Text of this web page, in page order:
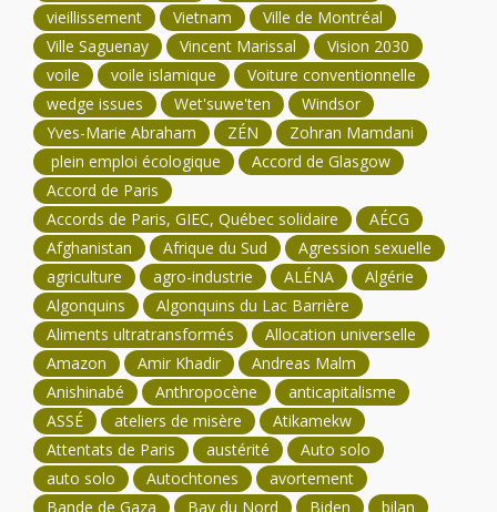
vieillissement
Vietnam
Ville de Montréal
Ville Saguenay
Vincent Marissal
Vision 2030
voile
voile islamique
Voiture conventionnelle
wedge issues
Wet'suwe'ten
Windsor
Yves-Marie Abraham
ZÉN
Zohran Mamdani
plein emploi écologique
Accord de Glasgow
Accord de Paris
Accords de Paris, GIEC, Québec solidaire
AÉCG
Afghanistan
Afrique du Sud
Agression sexuelle
agriculture
agro-industrie ALÉNA
Algérie
Algonquins
Algonquins du Lac Barrière
Aliments ultratransformés
Allocation universelle
Amazon
Amir Khadir
Andreas Malm
Anishinabé
Anthropocène
anticapitalisme
ASSÉ
ateliers de misère
Atikamekw
Attentats de Paris
austérité
Auto solo
auto solo
Autochtones
avortement
Bande de Gaza
Bay du Nord Biden bilan